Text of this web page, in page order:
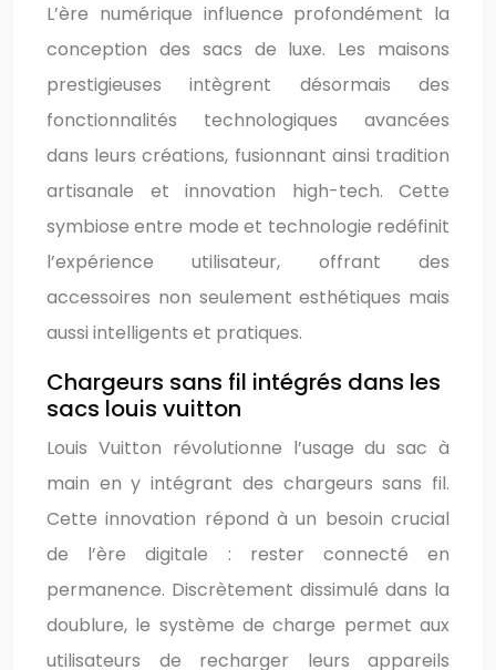
L’ère numérique influence profondément la
conception des sacs de luxe. Les maisons
prestigieuses intègrent désormais des
fonctionnalités technologiques avancées
dans leurs créations, fusionnant ainsi tradition
artisanale et innovation high-tech. Cette
symbiose entre mode et technologie redéfinit
l’expérience utilisateur, offrant des
accessoires non seulement esthétiques mais
aussi intelligents et pratiques.
Chargeurs sans fil intégrés dans les
sacs louis vuitton
Louis Vuitton révolutionne l’usage du sac à
main en y intégrant des chargeurs sans fil.
Cette innovation répond à un besoin crucial
de l’ère digitale : rester connecté en
permanence. Discrètement dissimulé dans la
doublure, le système de charge permet aux
utilisateurs de recharger leurs appareils